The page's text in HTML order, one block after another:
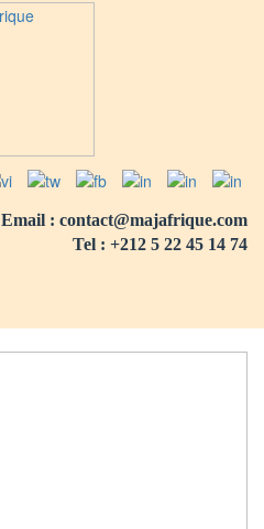
Email : contact@majafrique.com
Tel : +212 5 22 45 14 74